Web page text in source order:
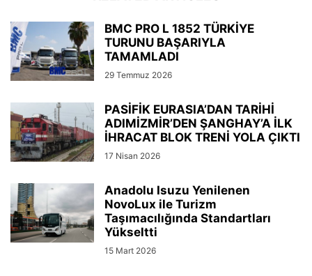
BMC PRO L 1852 TÜRKİYE
TURUNU BAŞARIYLA
TAMAMLADI
29 Temmuz 2026
PASİFİK EURASIA’DAN TARİHİ
ADIMİZMİR’DEN ŞANGHAY’A İLK
İHRACAT BLOK TRENİ YOLA ÇIKTI
17 Nisan 2026
Anadolu Isuzu Yenilenen
NovoLux ile Turizm
Taşımacılığında Standartları
Yükseltti
15 Mart 2026